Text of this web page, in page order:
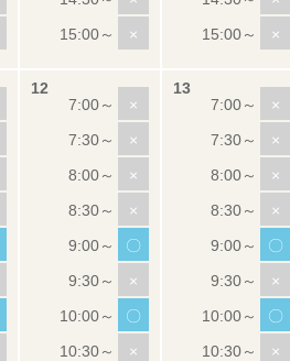
×
×
×
×
×
×
〇
×
〇
×
×
×
×
×
〇
×
〇
×